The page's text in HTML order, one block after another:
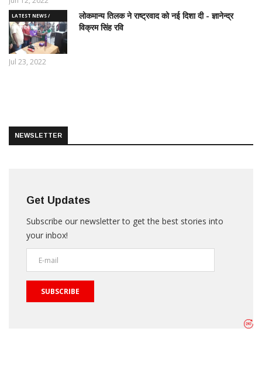
LATEST NEWS /
ताज़ातरीन खबरें
लोकमान्य तिलक ने राष्ट्रवाद को नई दिशा दी - ज्ञानेन्द्र
विक्रम सिंह रवि
Jul 23, 2022
NEWSLETTER
Get Updates
Subscribe our newsletter to get the best stories into
your inbox!
SUBSCRIBE